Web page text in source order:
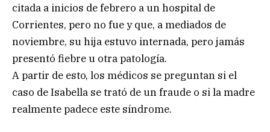
citada a inicios de febrero a un hospital de
Corrientes, pero no fue y que, a mediados de
noviembre, su hija estuvo internada, pero jamás
presentó fiebre u otra patología.
A partir de esto, los médicos se preguntan si el
caso de Isabella se trató de un fraude o si la madre
realmente padece este síndrome.